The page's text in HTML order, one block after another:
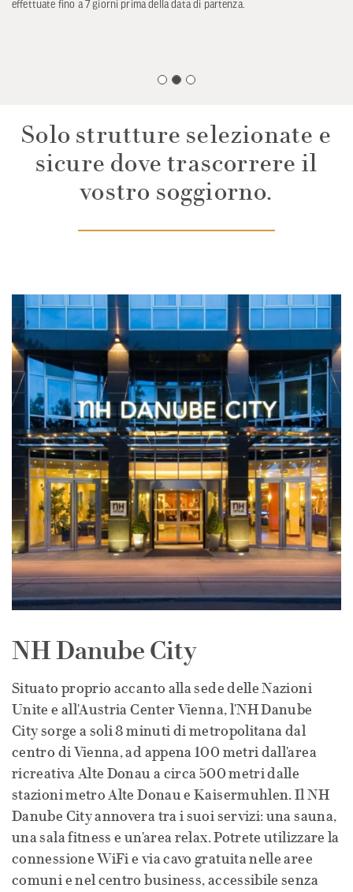
effettuate fino a 7 giorni prima della data di partenza.
Solo strutture selezionate e
sicure dove trascorrere il
vostro soggiorno.
NH Danube City
Situato proprio accanto alla sede delle Nazioni
Unite e all'Austria Center Vienna, l'NH Danube
City sorge a soli 8 minuti di metropolitana dal
centro di Vienna, ad appena 100 metri dall'area
ricreativa Alte Donau a circa 500 metri dalle
stazioni metro Alte Donau e Kaisermuhlen. Il NH
Danube City annovera tra i suoi servizi: una sauna,
una sala fitness e un'area relax. Potrete utilizzare la
connessione WiFi e via cavo gratuita nelle aree
comuni e nel centro business, accessibile senza